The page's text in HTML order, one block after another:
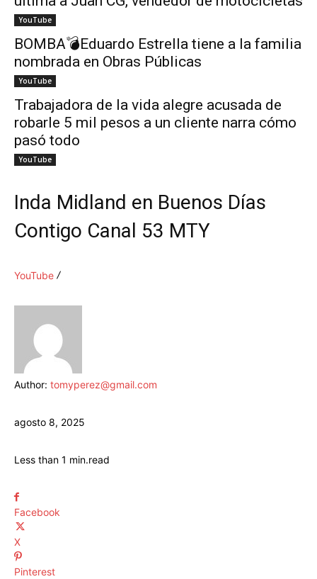
YouTube
BOMBA💣Eduardo Estrella tiene a la familia
nombrada en Obras Públicas
YouTube
Trabajadora de la vida alegre acusada de
robarle 5 mil pesos a un cliente narra cómo
pasó todo
YouTube
Inda Midland en Buenos Días
Contigo Canal 53 MTY
YouTube
Author: tomyperez@gmail.com
agosto 8, 2025
Less than 1 min.read
Facebook
X
Pinterest